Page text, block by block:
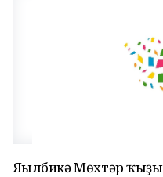
Яңылбикә Мөхтәр